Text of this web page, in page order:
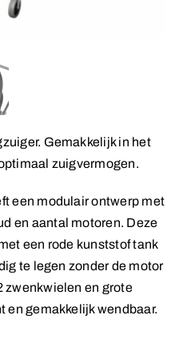
Gemakkelijk in het
zuigvermogen.
een modulair ontwerp met
en aantal motoren. Deze
een rode kunststof tank
te legen zonder de motor
zwenkwielen en grote
en gemakkelijk wendbaar.